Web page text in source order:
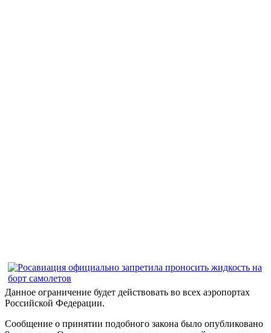
Данное ограничение будет действовать во всех аэропортах
Российской Федерации.
Сообщение о принятии подобного закона было опубликовано